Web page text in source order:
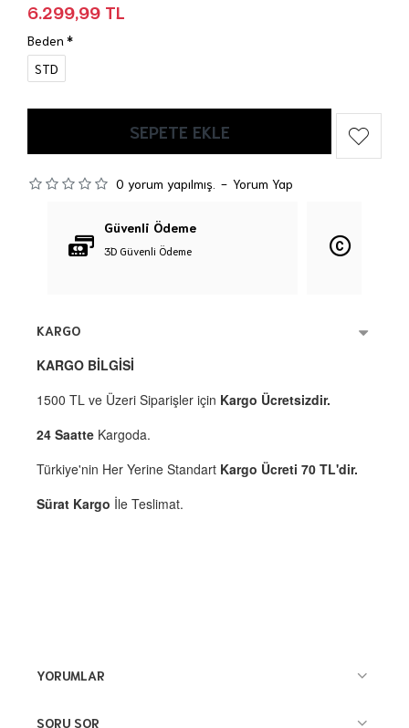
0 yorum yapılmış. - Yorum Yap
6.299,99 TL
Beden
STD
SEPETE EKLE
Güvenli Ödeme
3D Güvenli Ödeme
KARGO
KARGO BİLGİSİ
1500 TL ve Üzeri Siparişler için Kargo Ücretsizdir.
24 Saatte Kargoda.
Türkiye'nin Her Yerine Standart Kargo Ücreti 70 TL'dir.
Sürat Kargo İle Teslimat.
YORUMLAR
SORU SOR